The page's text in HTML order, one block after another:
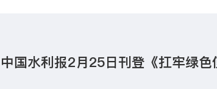
中国水利报2月25日刊登《扛牢绿色